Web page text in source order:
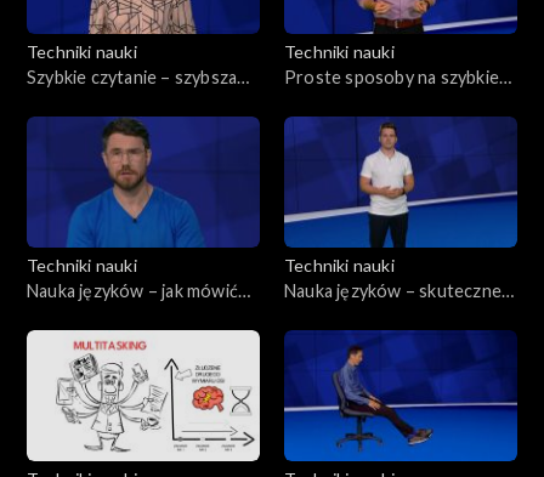
Techniki nauki
Szybkie czytanie – szybsza
Techniki nauki
Proste sposoby na szybkie
Techniki nauki
Nauka języków – jak mówić
Techniki nauki
Nauka języków – skuteczne